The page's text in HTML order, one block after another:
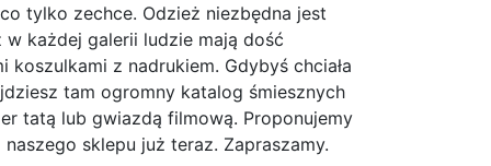
tylko zechce. Odzież niezbędna jest
każdej galerii ludzie mają dość
z nadrukiem. Gdybyś chciała
tam ogromny katalog śmiesznych
tatą lub gwiazdą filmową. Proponujemy
sklepu już teraz. Zapraszamy.